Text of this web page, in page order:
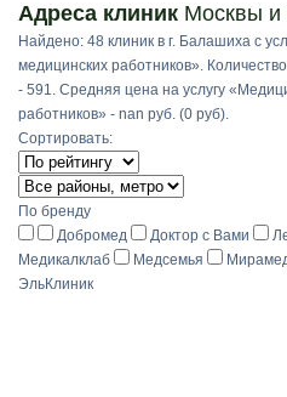
Адреса клиник Москвы и
Найдено: 48 клиник в г. Балашиха с
медицинских работников».
- 591. Средняя цена на услугу
работников» - nan руб. (0 руб).
Сортировать:
По бренду
Добромед
Доктор с Вами
Медикалклаб
Медсемья
ЭльКлиник